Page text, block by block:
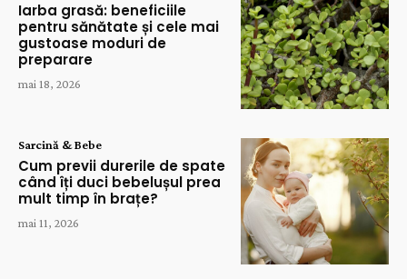
Iarba grasă: beneficiile
pentru sănătate și cele mai
gustoase moduri de
preparare
mai 18, 2026
Sarcină & Bebe
Cum previi durerile de spate
când îți duci bebelușul prea
mult timp în brațe?
mai 11, 2026